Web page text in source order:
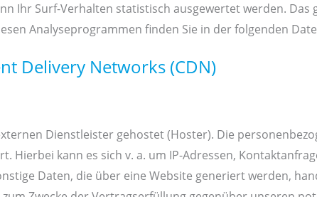
Ihr Surf-Verhalten statistisch ausgewertet werden.
Analyseprogrammen finden Sie in der folgenden
Delivery Networks (CDN)
Dienstleister gehostet (Hoster). Die
Hierbei kann es sich v. a. um IP-Adressen,
Daten, die über eine Website generiert werden,